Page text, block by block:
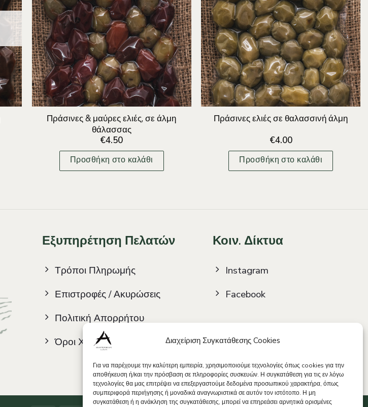
Διαχείριση Συγκατάθεσης Cookies
Για να παρέχουμε την καλύτερη εμπειρία, χρησιμοποιούμε τεχνολογίες όπως cookies για την
αποθήκευση ή/και την πρόσβαση σε πληροφορίες συσκευών. Η συγκατάθεση για τις εν λόγω
τεχνολογίες θα μας επιτρέψει να επεξεργαστούμε δεδομένα προσωπικού χαρακτήρα, όπως
συμπεριφορά περιήγησης ή μοναδικά αναγνωριστικά σε αυτόν τον ιστότοπο. Η μη
συγκατάθεση ή η ανάκληση της συγκατάθεσης, μπορεί να επηρεάσει αρνητικά ορισμένες
Πράσινες & μαύρες ελιές, σε άλμη
θάλασσας
€4.50
Προσθήκη στο καλάθι
Πράσινες ελιές σε θαλασσινή άλμη
€4.00
Προσθήκη στο καλάθι
Εξυπηρέτηση Πελατών
Τρόποι Πληρωμής
Επιστροφές / Ακυρώσεις
Πολιτική Απορρήτου
Όροι Χρήσης
Κοιν. Δίκτυα
Instagram
Facebook